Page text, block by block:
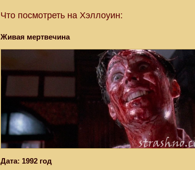
Что посмотреть на Хэллоуин:
Живая мертвечина
Дата: 1992 год